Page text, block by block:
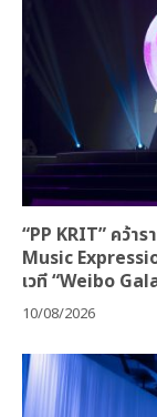
“PP KRIT” คว้
Music
เวที “Weibo
10/08/2026